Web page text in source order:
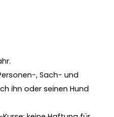
, Sach- und
ihn oder seinen Hund